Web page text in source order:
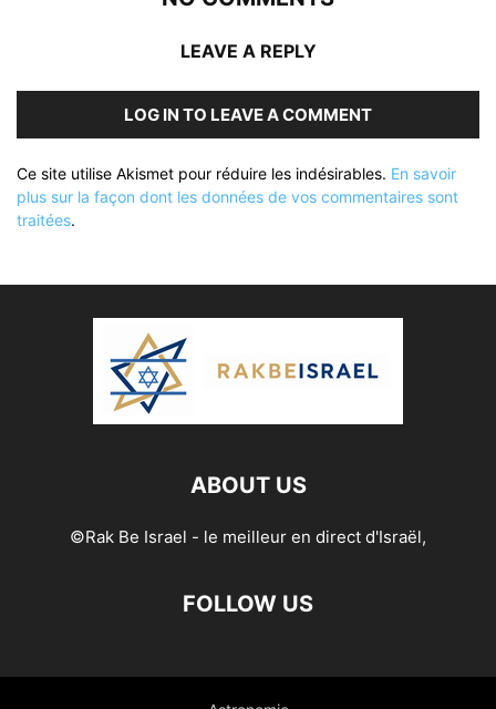
LEAVE A REPLY
LOG IN TO LEAVE A COMMENT
Ce site utilise Akismet pour réduire les indésirables. En savoir
plus sur la façon dont les données de vos commentaires sont
traitées.
ABOUT US
©Rak Be Israel - le meilleur en direct d'Israël,
FOLLOW US